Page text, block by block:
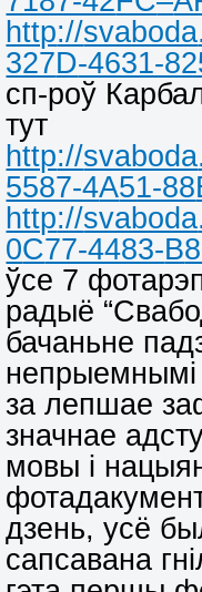
http://svaboda
327D-4631-
сп-роў
тут
http://svaboda
5587-4A51-88
http://svaboda
0C77-4483-B
ўсе 7
радыё
бачаньне
непрыемнымі
за лепшае
значнае
мовы і
дзень, усё
сапсавана